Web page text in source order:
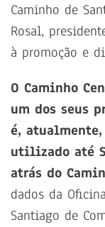
Caminho de
Rosal,
à promoção e
O Caminho
um dos seus
é,
utilizado até
atrás do
dados da
Santiago de